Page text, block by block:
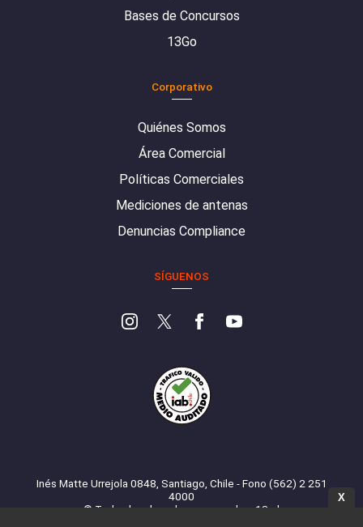
Bases de Concursos
13Go
Corporativo
Quiénes Somos
Área Comercial
Políticas Comerciales
Mediciones de antenas
Denuncias Compliance
SÍGUENOS
Inés Matte Urrejola 0848, Santiago, Chile - Fono (562) 2 251
4000
© Todos los derechos reservados. 13.cl
X